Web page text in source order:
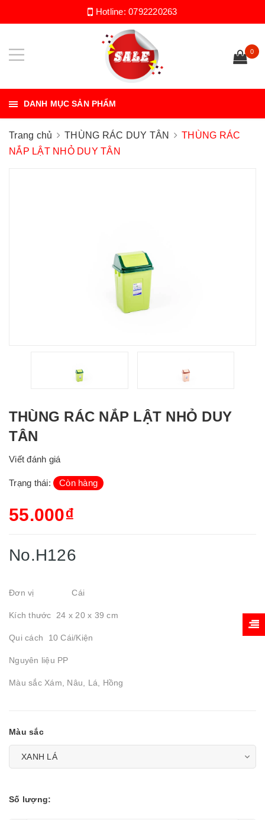
Hotline:0792220263
0
DANH MỤC SẢN PHẨM
Trang chủ THÙNG RÁC DUY TÂN
THÙNG RÁC
NẮP LẬT NHỎ DUY TÂN
THÙNG RÁC NẮP LẬT NHỎ DUY
TÂN
Viết đánh giá
Trạng thái: Còn hàng
55.000₫
No.H126
Đơn vị Cái
Kích thước 24 x 20 x 39 cm
Qui cách 10 Cái/Kiện
Nguyên liệu PP
Màu sắc Xám, Nâu, Lá, Hồng
Màu sắc
Số lượng: